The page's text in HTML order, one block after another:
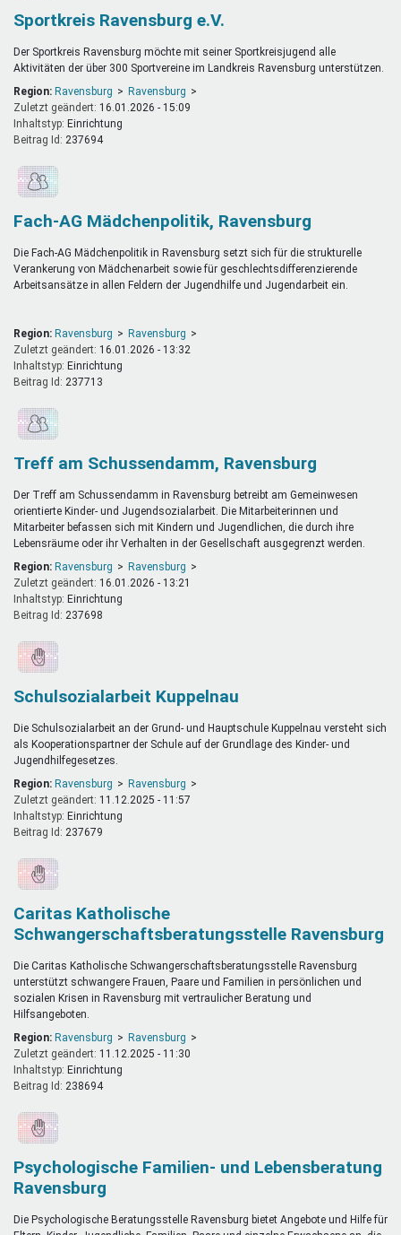
Sportkreis Ravensburg e.V.
Der Sportkreis Ravensburg möchte mit seiner Sportkreisjugend alle
Aktivitäten der über 300 Sportvereine im Landkreis Ravensburg unterstützen.
Region: Ravensburg
Ravensburg
Zuletzt geändert: 16.01.2026 - 15:09
Inhaltstyp:
einrichtung
Beitrag Id: 237694
Fach-AG Mädchenpolitik, Ravensburg
Die Fach-AG Mädchenpolitik in Ravensburg setzt sich für die strukturelle
Verankerung von Mädchenarbeit sowie für geschlechtsdifferenzierende
Arbeitsansätze in allen Feldern der Jugendhilfe und Jugendarbeit ein.
Region: Ravensburg
Ravensburg
Zuletzt geändert: 16.01.2026 - 13:32
Inhaltstyp:
einrichtung
Beitrag Id: 237713
Treff am Schussendamm, Ravensburg
Der Treff am Schussendamm in Ravensburg betreibt am Gemeinwesen
orientierte Kinder- und Jugendsozialarbeit. Die Mitarbeiterinnen und
Mitarbeiter befassen sich mit Kindern und Jugendlichen, die durch ihre
Lebensräume oder ihr Verhalten in der Gesellschaft ausgegrenzt werden.
Region: Ravensburg
Ravensburg
Zuletzt geändert: 16.01.2026 - 13:21
Inhaltstyp:
einrichtung
Beitrag Id: 237698
Schulsozialarbeit Kuppelnau
Die Schulsozialarbeit an der Grund- und Hauptschule Kuppelnau versteht sich
als Kooperationspartner der Schule auf der Grundlage des Kinder- und
Jugendhilfegesetzes.
Region: Ravensburg
Ravensburg
Zuletzt geändert: 11.12.2025 - 11:57
Inhaltstyp:
einrichtung
Beitrag Id: 237679
Caritas Katholische
Schwangerschaftsberatungsstelle Ravensburg
Die Caritas Katholische Schwangerschaftsberatungsstelle Ravensburg
unterstützt schwangere Frauen, Paare und Familien in persönlichen und
sozialen Krisen in Ravensburg mit vertraulicher Beratung und
Hilfsangeboten.
Region: Ravensburg
Ravensburg
Zuletzt geändert: 11.12.2025 - 11:30
Inhaltstyp:
einrichtung
Beitrag Id: 238694
Psychologische Familien- und Lebensberatung
Ravensburg
Die Psychologische Beratungsstelle Ravensburg bietet Angebote und Hilfe für